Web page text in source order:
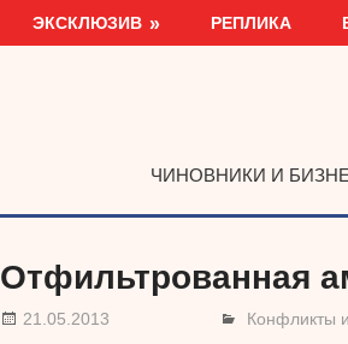
ЭКСКЛЮЗИВ РЕПЛИКА
ЧИНОВНИКИ И
Отфильтрованная
21.05.2013 Конфликты